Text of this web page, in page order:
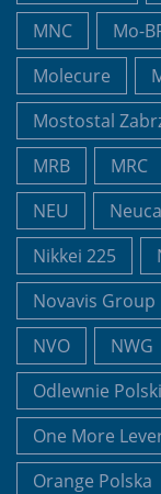
MNC
Mo-
Molecure
Mostostal
MRB
MRC
NEU
Neuca
Nikkei 225
Novavis Group
NVO
NWG
Odlewnie
One More
Orange Polska